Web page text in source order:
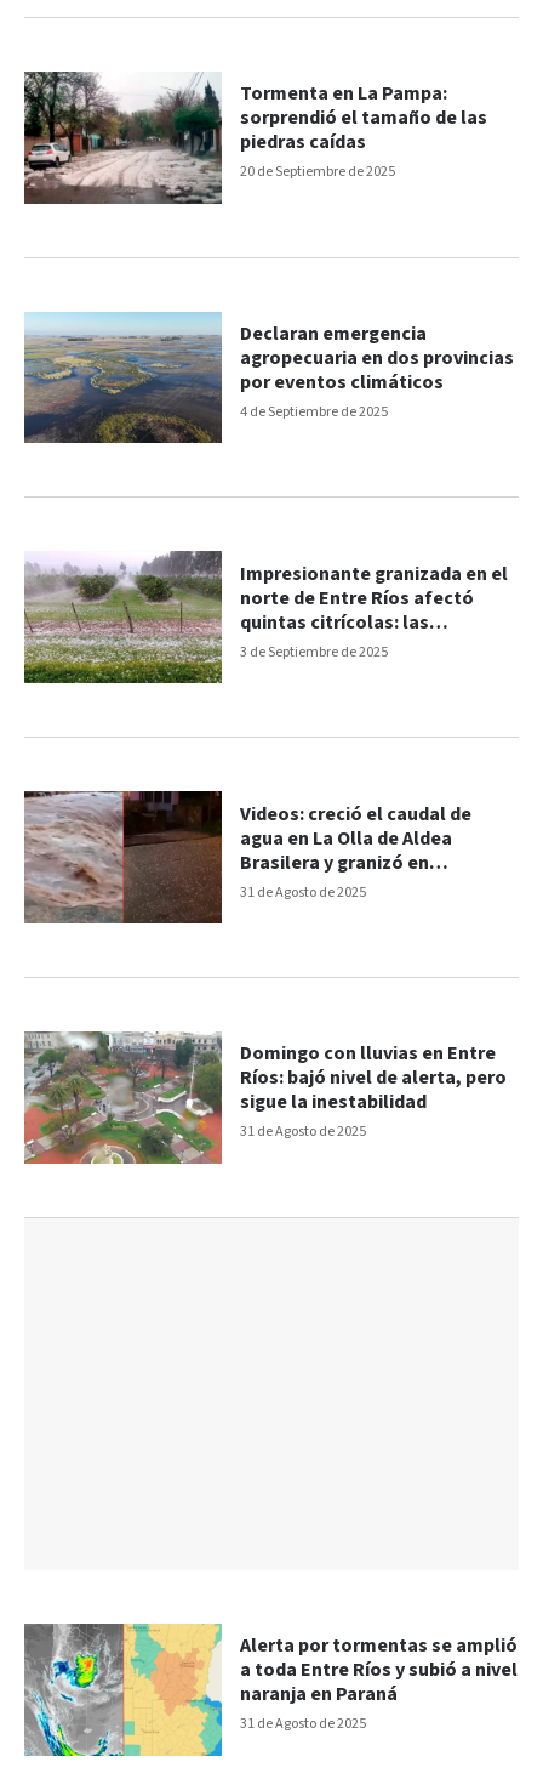
20 de Septiembre de 2025
Tormenta en La Pampa:
sorprendió el tamaño de las
piedras caídas
4 de Septiembre de 2025
Declaran emergencia
agropecuaria en dos provincias
por eventos climáticos
3 de Septiembre de 2025
Impresionante granizada en el
norte de Entre Ríos afectó
quintas citrícolas: las
imágenes
31 de Agosto de 2025
Videos: creció el caudal de
agua en La Olla de Aldea
Brasilera y granizó en
Diamante
31 de Agosto de 2025
Domingo con lluvias en Entre
Ríos: bajó nivel de alerta, pero
sigue la inestabilidad
31 de Agosto de 2025
Alerta por tormentas se amplió
a toda Entre Ríos y subió a nivel
naranja en Paraná